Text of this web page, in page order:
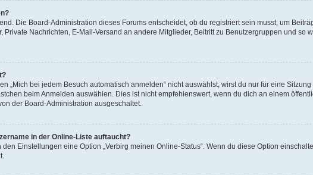
Die Board-Administration dieses Forums entscheidet, ob du registriert sein musst, um
Private Nachrichten, E-Mail-Versand an andere Mitglieder, Beitritt zu Benutzergruppen und
„Mich bei jedem Besuch automatisch anmelden“ nicht auswählst, wirst du nur für eine
beim Anmelden auswählen. Dies ist nicht empfehlenswert, wenn du dich an einem
der Board-Administration ausgeschaltet.
in der Online-Liste auftaucht?
Einstellungen eine Option „Verbirg meinen Online-Status“. Wenn du diese Option